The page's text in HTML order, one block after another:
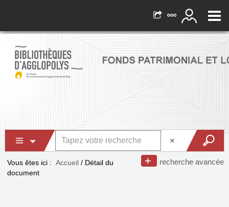
recherche avancée
Vous êtes ici : Accueil / Détail du
document